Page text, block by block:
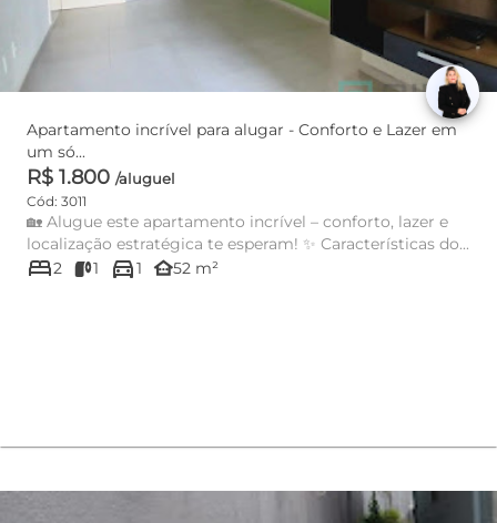
Apartamento incrível para alugar - Conforto e Lazer em
um só...
R$ 1.800 /aluguel
Cód: 3011
🏡 Alugue este apartamento incrível – conforto, lazer e
localização estratégica te esperam! ✨ Características do...
bed2 1 directions_car1 other_houses52 m²